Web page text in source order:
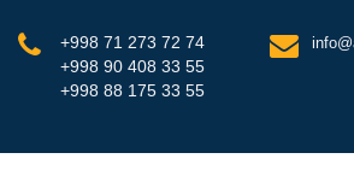
+998 71 273 72 74
+998 90 408 33 55
+998 88 175 33 55